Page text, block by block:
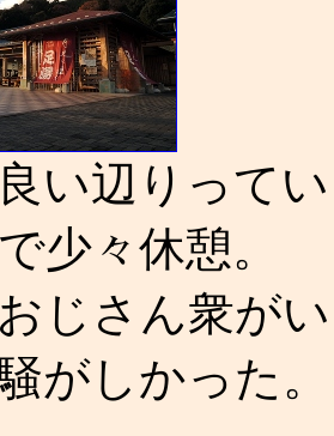
い辺りって
少々休憩。
じさん衆が
がしかった。